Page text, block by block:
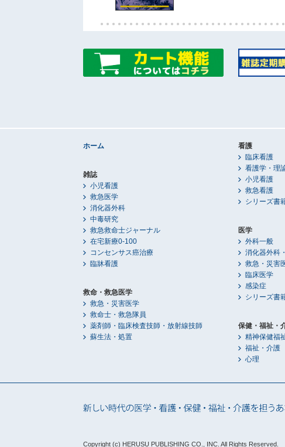
ホーム
雑誌
小児看護
救急医学
消化器外科
中毒研究
救急救命士ジャーナル
在宅新療0-100
コンセンサス癌治療
臨牀看護
救命・救急医学
救急・災害医学
救命士・救急隊員
薬剤師・臨床検査技師・放射線技師
蘇生法・処置
看護
臨床看護
看護学・理
小児看護
救急看護
シリーズ書
医学
外科一般
消化器外科
救急・災害
臨床医学
感染症
シリーズ書
保健・福祉・
精神保健福
福祉・介護
心理
Copyright (c) HERUSU PUBLISHING CO., INC. All Rights Reserved.